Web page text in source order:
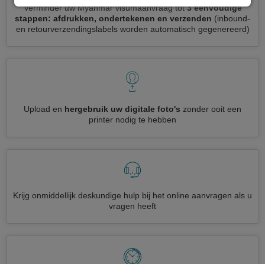
Verminder uw Myanmar visumaanvraag tot3 eenvoudige
stappen: afdrukken, ondertekenen en verzenden (inbound-
en retourverzendingslabels worden automatisch gegenereerd)
Upload en hergebruik uw digitale foto's zonder ooit een
printer nodig te hebben
Krijg onmiddellijk deskundige hulp bij het online aanvragen als u
vragen heeft